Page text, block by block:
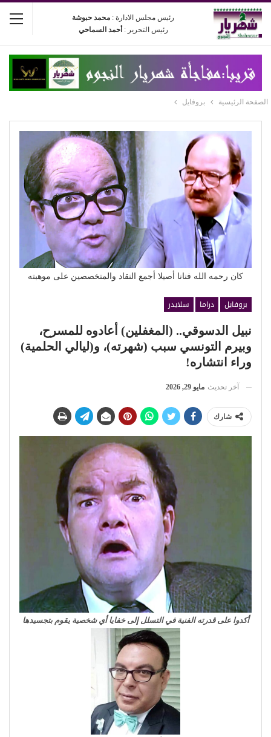
رئيس مجلس الادارة : محمد حبوشة
رئيس التحرير : أحمد السماحي
الصفحة الرئيسية بروفايل
كان رحمه الله فنانا أصيلا أجمع النقاد والمتخصصين على موهبته
بروفايل دراما
سلايدر
نبيل الدسوقي.. (المغفلين) أعادوه للمسرح،
وبيرم التونسي سبب (شهرته)، و(ليالي الحلمية)
وراء انتشاره!
آخر تحديث مايو 29, 2026
شارك
أكدوا على قدرته الفنية في التسلل إلى خفايا أي شخصية يقوم بتجسيدها